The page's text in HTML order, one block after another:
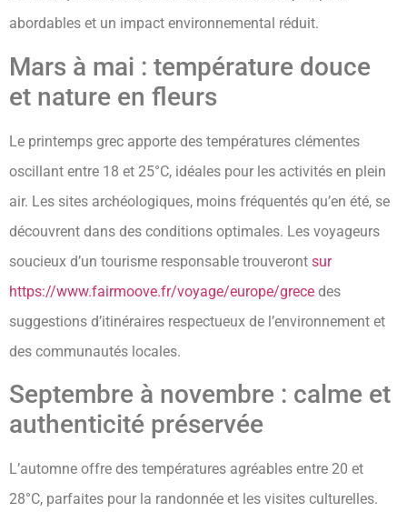
abordables et un impact environnemental réduit.
Mars à mai : température douce
et nature en fleurs
Le printemps grec apporte des températures clémentes
oscillant entre 18 et 25°C, idéales pour les activités en plein
air. Les sites archéologiques, moins fréquentés qu’en été, se
découvrent dans des conditions optimales. Les voyageurs
soucieux d’un tourisme responsable trouveront sur
https://www.fairmoove.fr/voyage/europe/grece des
suggestions d’itinéraires respectueux de l’environnement et
des communautés locales.
Septembre à novembre : calme et
authenticité préservée
L’automne offre des températures agréables entre 20 et
28°C, parfaites pour la randonnée et les visites culturelles.